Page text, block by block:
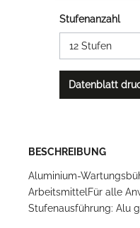
Stufenanzahl
Datenblatt
BESCHREIBUNG
Aluminium-
ArbeitsmittelFür alle
Stufenausführung: Alu